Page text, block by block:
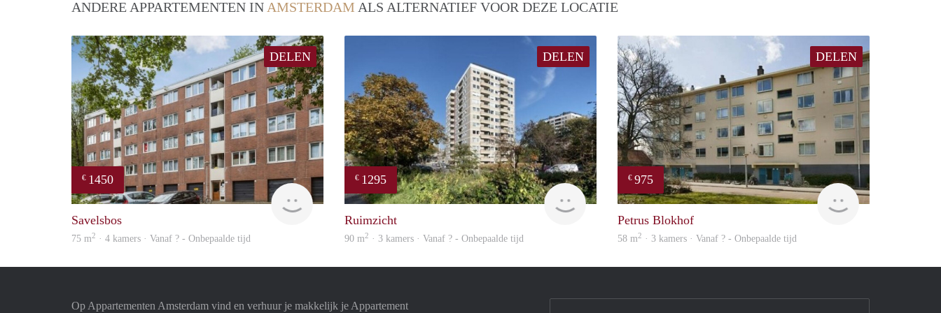
ANDERE APPARTEMENTEN IN AMSTERDAM ALS ALTERNATIEF VOOR DEZE LOCATIE
DELEN
€ 1450
finder
Savelsbos
75 m2 · 4 kamers · Vanaf ? - Onbepaalde tijd
DELEN
€ 1295
rent
Ruimzicht
90 m2 · 3 kamers · Vanaf ? - Onbepaalde tijd
DELEN
€ 975
Woning
Petrus Blokhof
58 m2 · 3 kamers · Vanaf ? - Onbepaalde tijd
Op Appartementen Amsterdam vind en verhuur je makkelijk je Appartement